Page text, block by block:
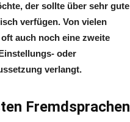
der sollte über sehr gute
verfügen. Von vielen
auch noch eine zweite
oder
verlangt.
Fremdsprachen